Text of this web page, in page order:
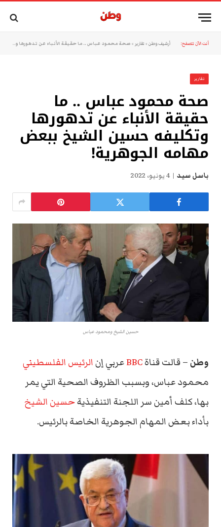
أنت الآن تتصفح: أرشيف وطن » تقارير » صحة محمود عباس .. ما حقيقة الأنباء عن تدهورها وتكليفه حسين الشيخ ببعض مهامه الجوهرية!
تقارير
صحة محمود عباس .. ما
حقيقة الأنباء عن تدهورها
وتكليفه حسين الشيخ ببعض
مهامه الجوهرية!
باسل سيد 4 يونيو، 2022
حسين الشيخ ومحمود عباس
وطن – قالت قناةBBCعربي إنالرئيس الفلسطيني
محمود عباس، وبسبب الظروف الصحية التي يمر
بها، كلف أمين سر اللجنة التنفيذيةحسين الشيخ
بأداء بعض المهام الجوهرية الخاصة بالرئيس.